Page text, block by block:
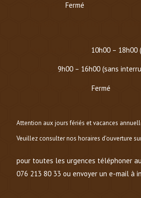
Fermé
10h00 – 18h00
9h00 – 16h00 (sans
Fermé
Attention aux jours fériés et vacances
Veuillez consulter nos horaires d’ouverture
pour toutes les urgences téléphoner
076 213 80 33 ou envoyer un e-mail à